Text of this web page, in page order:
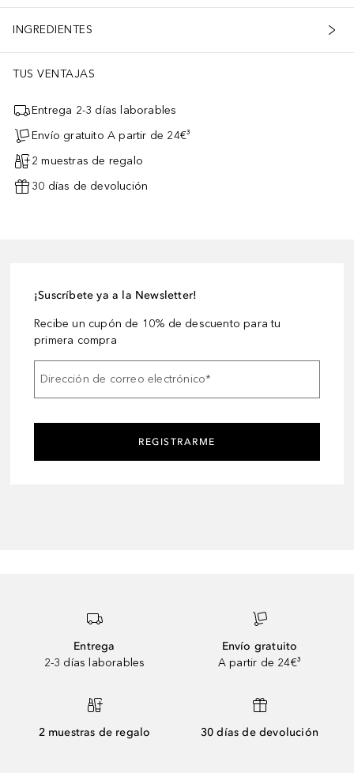
INGREDIENTES
TUS VENTAJAS
Entrega 2-3 días laborables
Envío gratuito A partir de 24€³
2 muestras de regalo
30 días de devolución
¡Suscríbete ya a la Newsletter!
Recibe un cupón de 10% de descuento para tu
primera compra
Dirección de correo electrónico*
REGISTRARME
Entrega
2-3 días laborables
Envío gratuito
A partir de 24€³
2 muestras de regalo 30 días de devolución